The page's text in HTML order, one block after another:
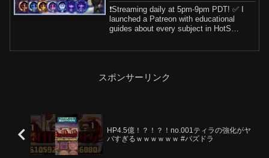
❗️Streaming daily at 5pm-9pm PDT! ✅ I
launched a Patreon with educational
guides about every subject in HotS
スポンサーリンク
HP4.5億！？！？！no.001ティラの強化がヤ
バすぎるｗｗｗｗｗｗ #パズドラ